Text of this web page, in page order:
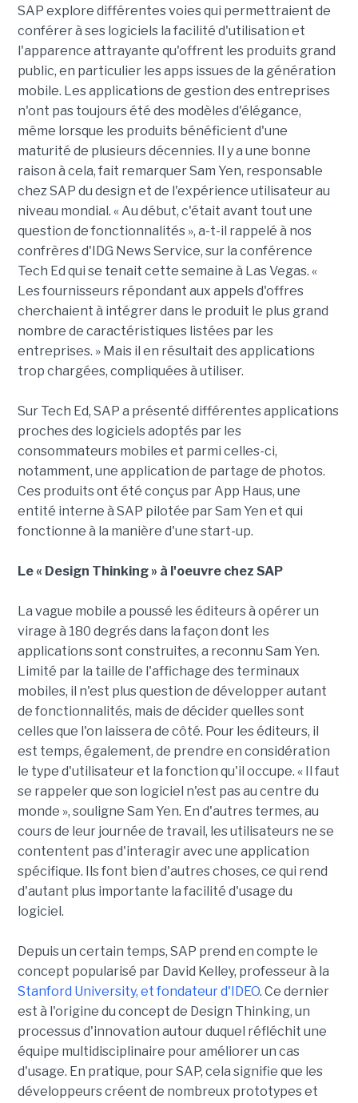
SAP explore différentes voies qui permettraient de
conférer à ses logiciels la facilité d'utilisation et
l'apparence attrayante qu'offrent les produits grand
public, en particulier les apps issues de la génération
mobile. Les applications de gestion des entreprises
n'ont pas toujours été des modèles d'élégance,
même lorsque les produits bénéficient d'une
maturité de plusieurs décennies. Il y a une bonne
raison à cela, fait remarquer Sam Yen, responsable
chez SAP du design et de l'expérience utilisateur au
niveau mondial. « Au début, c'était avant tout une
question de fonctionnalités », a-t-il rappelé à nos
confrères d'IDG News Service, sur la conférence
Tech Ed qui se tenait cette semaine à Las Vegas. «
Les fournisseurs répondant aux appels d'offres
cherchaient à intégrer dans le produit le plus grand
nombre de caractéristiques listées par les
entreprises. » Mais il en résultait des applications
trop chargées, compliquées à utiliser.
Sur Tech Ed, SAP a présenté différentes applications
proches des logiciels adoptés par les
consommateurs mobiles et parmi celles-ci,
notamment, une application de partage de photos.
Ces produits ont été conçus par App Haus, une
entité interne à SAP pilotée par Sam Yen et qui
fonctionne à la manière d'une start-up.
Le « Design Thinking » à l'oeuvre chez SAP
La vague mobile a poussé les éditeurs à opérer un
virage à 180 degrés dans la façon dont les
applications sont construites, a reconnu Sam Yen.
Limité par la taille de l'affichage des terminaux
mobiles, il n'est plus question de développer autant
de fonctionnalités, mais de décider quelles sont
celles que l'on laissera de côté. Pour les éditeurs, il
est temps, également, de prendre en considération
le type d'utilisateur et la fonction qu'il occupe. « Il faut
se rappeler que son logiciel n'est pas au centre du
monde », souligne Sam Yen. En d'autres termes, au
cours de leur journée de travail, les utilisateurs ne se
contentent pas d'interagir avec une application
spécifique. Ils font bien d'autres choses, ce qui rend
d'autant plus importante la facilité d'usage du
logiciel.
Depuis un certain temps, SAP prend en compte le
concept popularisé par David Kelley, professeur à la
Stanford University, et fondateur d'IDEO. Ce dernier
est à l'origine du concept de Design Thinking, un
processus d'innovation autour duquel réfléchit une
équipe multidisciplinaire pour améliorer un cas
d'usage. En pratique, pour SAP, cela signifie que les
développeurs créent de nombreux prototypes et